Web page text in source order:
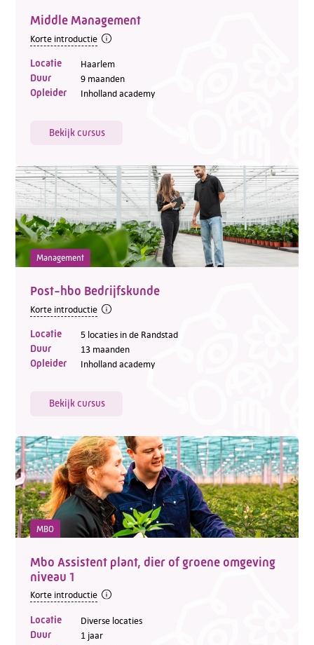
Telefoon:
E-mail:
info@kasgroeit.nl
Adviesgesprek
Contactformulier
Middle Management
Korte introductie
Locatie Haarlem
Duur 9 maanden
Opleider Inholland academy
Bekijk cursus
Management
Post-hbo Bedrijfskunde
Korte introductie
Locatie 5 locaties in de Randstad
Duur 13 maanden
Opleider Inholland academy
Bekijk cursus
MBO
Mbo Assistent plant, dier of groene omgeving
niveau 1
Korte introductie
Locatie Diverse locaties
Duur 1 jaar